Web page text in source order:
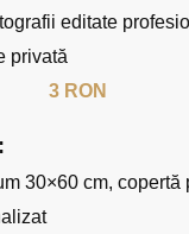
editate
privată
3 RON
30×60 cm, copertă